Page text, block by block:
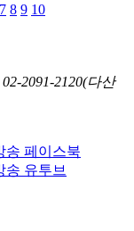
7 8 9 10
02-2091-2120(다산